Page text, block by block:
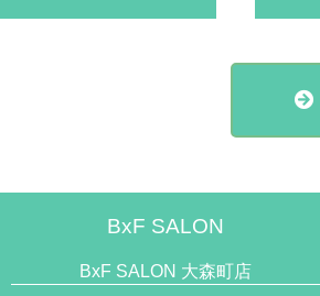
BxF SALON
BxF SALON 大森町店